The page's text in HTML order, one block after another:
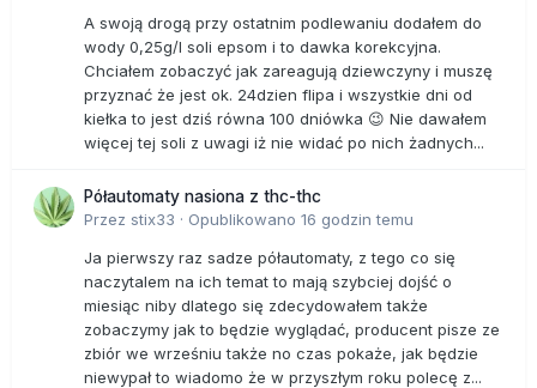
A swoją drogą przy ostatnim podlewaniu dodałem do
wody 0,25g/l soli epsom i to dawka korekcyjna.
Chciałem zobaczyć jak zareagują dziewczyny i muszę
przyznać że jest ok. 24dzien flipa i wszystkie dni od
kiełka to jest dziś równa 100 dniówka 😉 Nie dawałem
więcej tej soli z uwagi iż nie widać po nich żadnych...
Półautomaty nasiona z thc-thc
Przez stix33 · Opublikowano 16 godzin temu
Ja pierwszy raz sadze półautomaty, z tego co się
naczytalem na ich temat to mają szybciej dojść o
miesiąc niby dlatego się zdecydowałem także
zobaczymy jak to będzie wyglądać, producent pisze ze
zbiór we wrześniu także no czas pokaże, jak będzie
niewypał to wiadomo że w przyszłym roku polecę z...